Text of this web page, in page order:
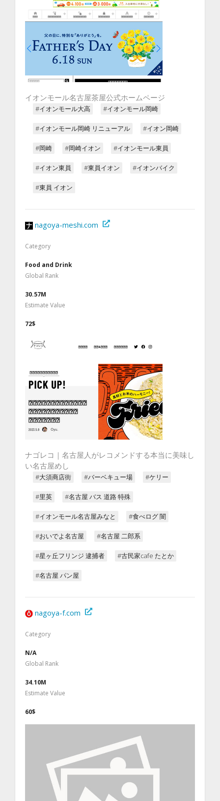
イオンモール名古屋茶屋公式ホームページ
#イオンモール大高 #イオンモール岡崎
#イオンモール岡崎 リニューアル #イオン岡崎
#岡崎 #岡崎イオン #イオンモール東員
#イオン東員 #東員イオン #イオンバイク
#東員 イオン
nagoya-meshi.com
Category
Food and Drink
Global Rank
30.57M
Estimate Value
72$
ナゴレコ｜名古屋人がレコメンドする本当に美味し
い名古屋めし
#大須商店街 #バーベキュー場 #ケリー
#里英 #名古屋 バス 道路 特殊
#イオンモール名古屋みなと #食べログ 闇
#おいでよ名古屋 #名古屋 二郎系
#星ヶ丘フリンジ 逮捕者 #古民家cafe たとか
#名古屋 パン屋
nagoya-f.com
Category
N/A
Global Rank
34.10M
Estimate Value
60$